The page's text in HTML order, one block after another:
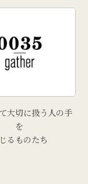
大切に扱う人の手
を
るものたち